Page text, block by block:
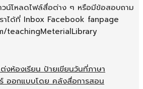
วน์โหลดไฟล์สื่อต่าง ๆ หรือมีข้อสอบถาม
าได้ที่ Inbox Facebook fanpage
teachingMeterialLibrary